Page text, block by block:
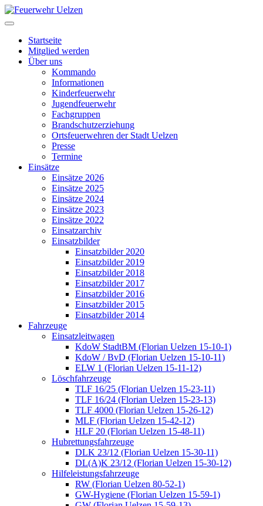
Startseite
Mitglied werden
Über uns
Kommando
Informationen
Kinderfeuerwehr
Jugendfeuerwehr
Fachgruppen
Brandschutzerziehung
Ortsfeuerwehren der Stadt Uelzen
Presse
Termine
Einsätze
Einsätze 2026
Einsätze 2025
Einsätze 2024
Einsätze 2023
Einsätze 2022
Einsatzarchiv
Einsatzbilder
Einsatzbilder 2020
Einsatzbilder 2019
Einsatzbilder 2018
Einsatzbilder 2017
Einsatzbilder 2016
Einsatzbilder 2015
Einsatzbilder 2014
Fahrzeuge
Einsatzleitwagen
KdoW StadtBM (Florian Uelzen 15-10-1)
KdoW / BvD (Florian Uelzen 15-10-11)
ELW 1 (Florian Uelzen 15-11-12)
Löschfahrzeuge
TLF 16/25 (Florian Uelzen 15-23-11)
TLF 16/24 (Florian Uelzen 15-23-13)
TLF 4000 (Florian Uelzen 15-26-12)
MLF (Florian Uelzen 15-42-12)
HLF 20 (Florian Uelzen 15-48-11)
Hubrettungsfahrzeuge
DLK 23/12 (Florian Uelzen 15-30-11)
DL(A)K 23/12 (Florian Uelzen 15-30-12)
Hilfeleistungsfahrzeuge
RW (Florian Uelzen 80-52-1)
GW-Hygiene (Florian Uelzen 15-59-1)